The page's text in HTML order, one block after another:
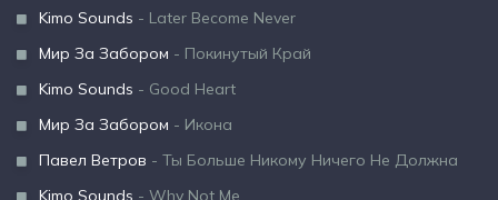
Kimo Sounds - Later Become Never
Мир За Забором - Покинутый Край
Kimo Sounds - Good Heart
Мир За Забором - Икона
Павел Ветров - Ты Больше Никому Ничего Не Должна
Kimo Sounds - Why Not Me